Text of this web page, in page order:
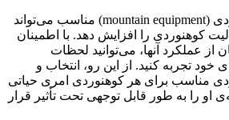
استفاده از لوازم کوهنوردی (mountain equipment) مناسب می‌تواند
کوهنوردی را افزایش دهد. با اطمینان
از عملکرد آنها، می‌توانید لحظات
تجربه کنید. از این رو، انتخاب و
مناسب برای هر کوهنوردی امری حیاتی
را به طور قابل توجهی تحت تأثیر قرار